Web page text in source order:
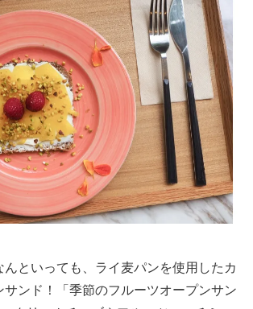
んといっても、ライ麦パンを使用したカ
ンド！「季節のフルーツオープンサン